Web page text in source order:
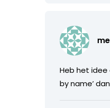
Heb het
by name’